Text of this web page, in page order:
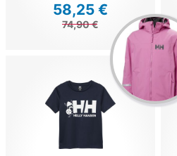
58,25 €
74,90 €